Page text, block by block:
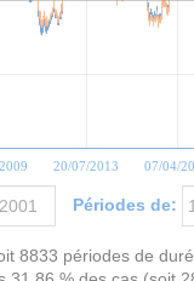
20/07/2013 07/04/
Périodes de:
8833 périodes de